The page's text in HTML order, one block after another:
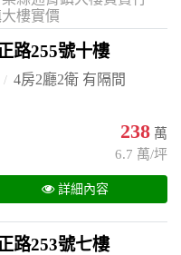
樓實價
路255號十樓
4房2廳2衛 有隔間
238 萬
6.7 萬/坪
詳細內容
路253號七樓